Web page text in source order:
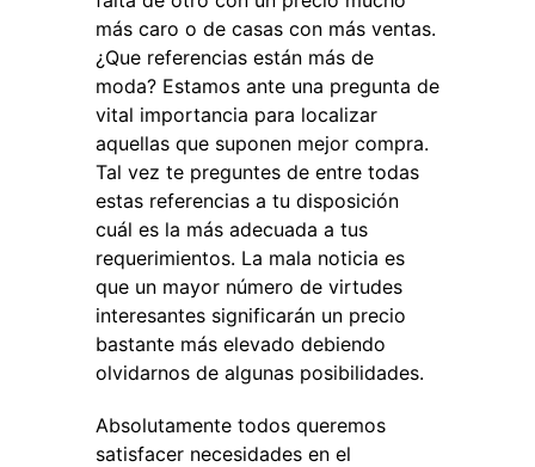
más caro o de casas con más ventas.
¿Que referencias están más de
moda? Estamos ante una pregunta de
vital importancia para localizar
aquellas que suponen mejor compra.
Tal vez te preguntes de entre todas
estas referencias a tu disposición
cuál es la más adecuada a tus
requerimientos. La mala noticia es
que un mayor número de virtudes
interesantes significarán un precio
bastante más elevado debiendo
olvidarnos de algunas posibilidades.
Absolutamente todos queremos
satisfacer necesidades en el